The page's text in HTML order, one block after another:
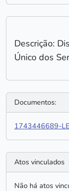
Descrição:
Único dos
Documentos:
1743446689-
Atos vinculados
Não há atos